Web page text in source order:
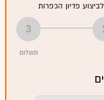
פדיון הכפרות
תשלום